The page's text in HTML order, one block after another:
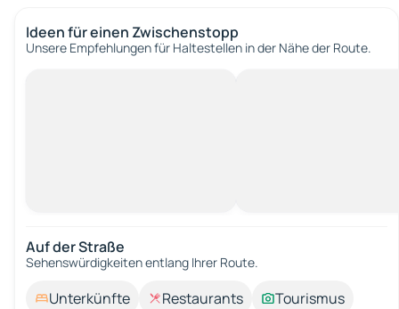
Ideen für einen Zwischenstopp
Unsere Empfehlungen für Haltestellen in der Nähe der Route.
Auf der Straße
Sehenswürdigkeiten entlang Ihrer Route.
Unterkünfte Restaurants
Tourismus